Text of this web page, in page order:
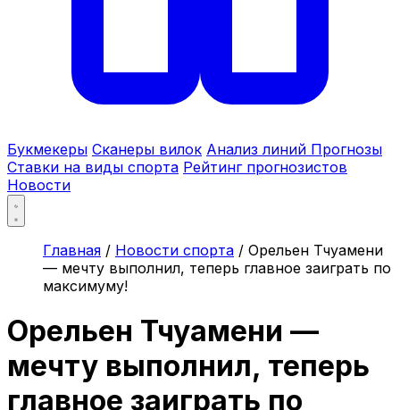
Букмекеры Сканеры вилок Анализ линий Прогнозы
Ставки на виды спорта Рейтинг прогнозистов
Новости
Главная / Новости спорта / Орельен Тчуамени
— мечту выполнил, теперь главное заиграть по
максимуму!
Орельен Тчуамени —
мечту выполнил, теперь
главное заиграть по